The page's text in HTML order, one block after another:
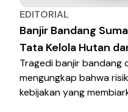
EDITORIAL
Banjir Bandang
Tata Kelola Hutan
Tragedi banjir bandang
mengungkap bahwa
kebijakan yang